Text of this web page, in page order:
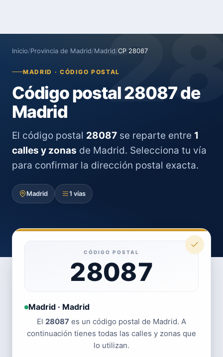
Inicio/Provincia de Madrid/Madrid/CP 28087
MADRID · CÓDIGO POSTAL
Código postal 28087 de
Madrid
El código postal 28087 se reparte entre 1
calles y zonas de Madrid. Selecciona tu vía
para confirmar la dirección postal exacta.
Madrid 1 vías
CÓDIGO POSTAL
28087
Madrid · Madrid
El 28087 es un código postal de Madrid. A
continuación tienes todas las calles y zonas que
lo utilizan.